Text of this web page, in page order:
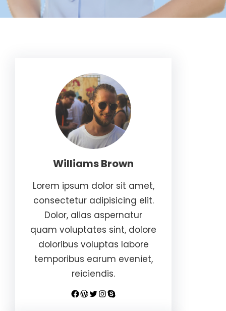
Williams Brown
Lorem ipsum dolor sit amet,
consectetur adipisicing elit.
Dolor, alias aspernatur
quam voluptates sint, dolore
doloribus voluptas labore
temporibus earum eveniet,
reiciendis.
Facebook WordPress Twitter InstagramSkype